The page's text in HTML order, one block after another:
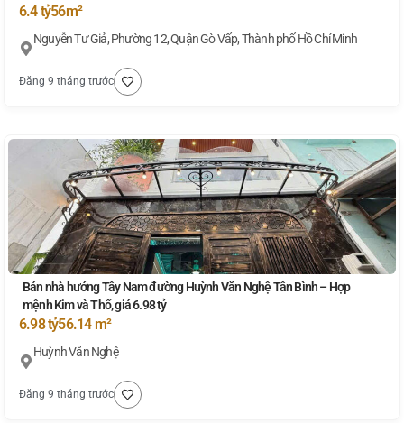
6.4 tỷ56m²
Nguyễn Tư Giả, Phường 12, Quận Gò Vấp, Thành phố Hồ Chí Minh
Đăng 9 tháng trước
Bán nhà hướng Tây Nam đường Huỳnh Văn Nghệ Tân Bình – Hợp
mệnh Kim và Thổ, giá 6.98 tỷ
6.98 tỷ56.14 m²
Huỳnh Văn Nghệ
Đăng 9 tháng trước